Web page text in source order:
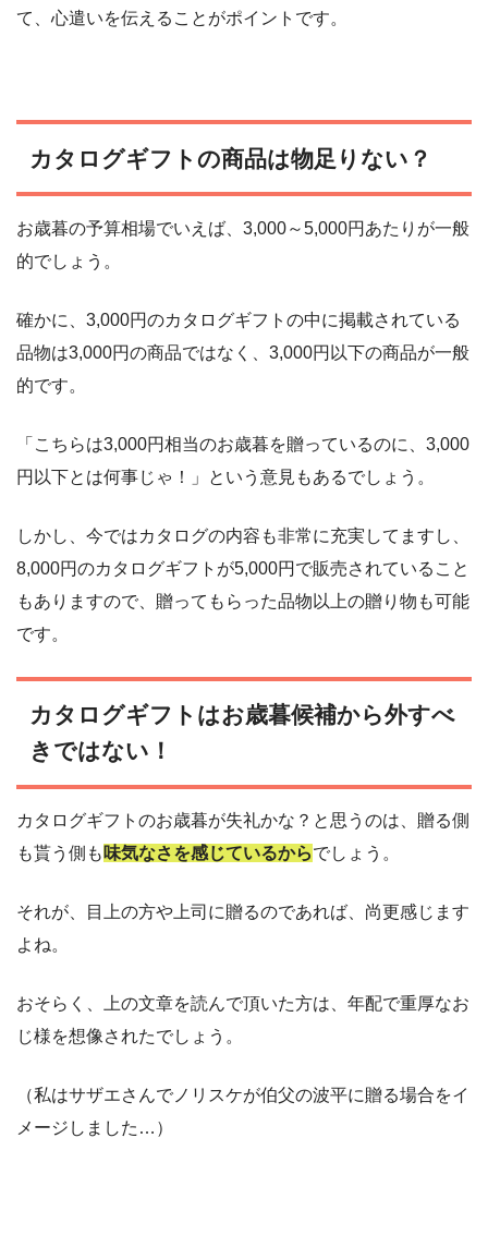
て、心遣いを伝えることがポイントです。
カタログギフトの商品は物足りない？
お歳暮の予算相場でいえば、3,000～5,000円あたりが一般
的でしょう。
確かに、3,000円のカタログギフトの中に掲載されている
品物は3,000円の商品ではなく、3,000円以下の商品が一般
的です。
「こちらは3,000円相当のお歳暮を贈っているのに、3,000
円以下とは何事じゃ！」という意見もあるでしょう。
しかし、今ではカタログの内容も非常に充実してますし、
8,000円のカタログギフトが5,000円で販売されていること
もありますので、贈ってもらった品物以上の贈り物も可能
です。
カタログギフトはお歳暮候補から外すべ
きではない！
カタログギフトのお歳暮が失礼かな？と思うのは、贈る側
も貰う側も味気なさを感じているからでしょう。
それが、目上の方や上司に贈るのであれば、尚更感じます
よね。
おそらく、上の文章を読んで頂いた方は、年配で重厚なお
じ様を想像されたでしょう。
（私はサザエさんでノリスケが伯父の波平に贈る場合をイ
メージしました…）